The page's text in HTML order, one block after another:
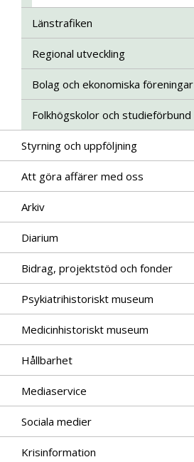
Länstrafiken
Regional utveckling
Bolag och ekonomiska föreningar
Folkhögskolor och studieförbund
Styrning och uppföljning
Att göra affärer med oss
Arkiv
Diarium
Bidrag, projektstöd och fonder
Psykiatrihistoriskt museum
Medicinhistoriskt museum
Hållbarhet
Mediaservice
Sociala medier
Krisinformation